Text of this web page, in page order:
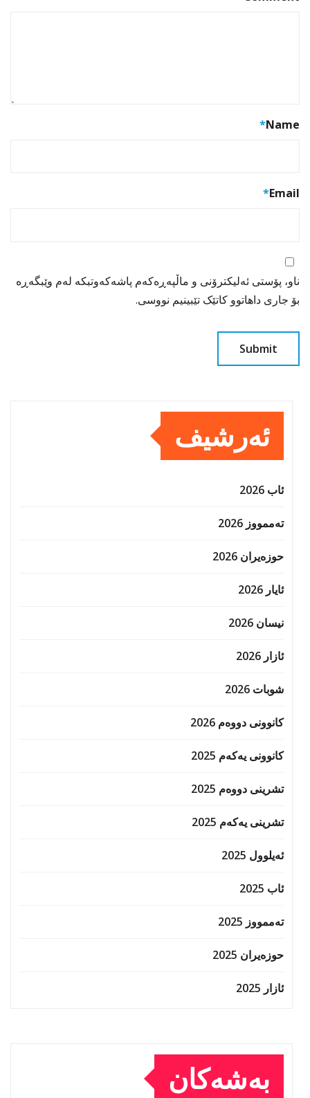
Name
*
Email
*
ناو، پۆستی ئەلیکترۆنی و ماڵپەڕەکەم پاشەکەوتبکە لەم وێبگەڕە
بۆ جاری داهاتوو کاتێک تێبینیم نووسی.
ئەرشیف
ئاب 2026
تەممووز 2026
حوزه‌یران 2026
ئایار 2026
نیسان 2026
ئازار 2026
شوبات 2026
کانوونی دووەم 2026
کانوونی یەکەم 2025
تشرینی دووەم 2025
تشرینی یەکەم 2025
ئەیلوول 2025
ئاب 2025
تەممووز 2025
حوزه‌یران 2025
ئازار 2025
بەشەکان